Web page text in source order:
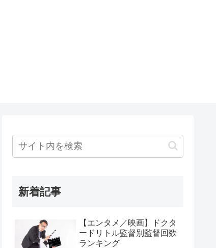
新着記事
【エンタメ／映画】ドクタ
ードリトル監督別監督回数
ランキング